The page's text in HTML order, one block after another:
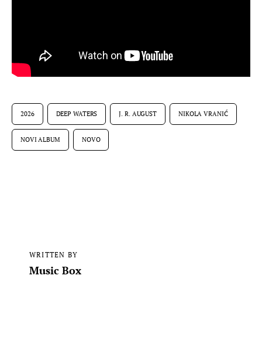
2026 DEEP WATERS J. R. AUGUST NIKOLA VRANIĆ
NOVI ALBUM NOVO
WRITTEN BY
Music Box